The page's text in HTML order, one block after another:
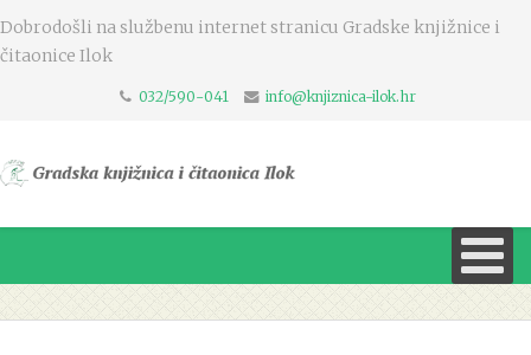
Dobrodošli na službenu internet stranicu Gradske knjižnice i
čitaonice Ilok
032/590-041 info@knjiznica-ilok.hr